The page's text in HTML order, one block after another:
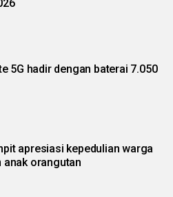
5G hadir dengan baterai 7.050
apresiasi kepedulian warga
anak orangutan